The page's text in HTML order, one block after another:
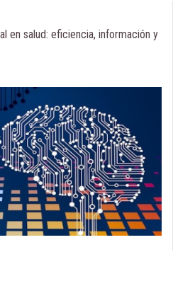
en salud: eficiencia, información y